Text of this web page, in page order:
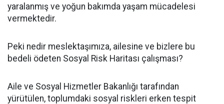
yaralanmış ve yoğun bakımda yaşam mücadelesi
vermektedir.
Peki nedir meslektaşımıza, ailesine ve bizlere bu
bedeli ödeten Sosyal Risk Haritası çalışması?
Aile ve Sosyal Hizmetler Bakanlığı tarafından
yürütülen, toplumdaki sosyal riskleri erken tespit